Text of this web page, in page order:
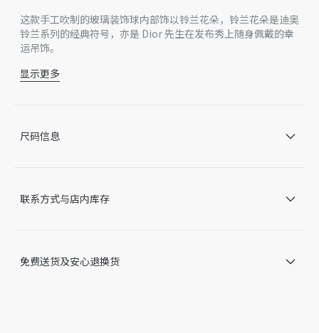
这款手工吹制的玻璃装饰球内部饰以铃兰花朵，铃兰花朵是迪奥
铃兰系列的经典符号，亦是 Dior 先生在发布秀上随身佩戴的幸
运吊饰。
玻璃
因技术局限、产品改良或生产批次等原因，网站中的信息可能存
显示更多
尺码信息
联系方式与店内库存
免费送货及安心退换货